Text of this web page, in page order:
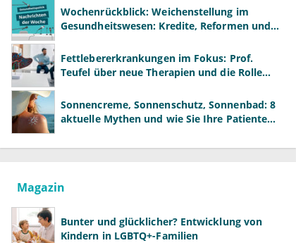
Wochenrückblick: Weichenstellung im
Gesundheitswesen: Kredite, Reformen und
Fettlebererkrankungen im Fokus: Prof.
Teufel über neue Therapien und die Rolle
Sonnencreme, Sonnenschutz, Sonnenbad: 8
aktuelle Mythen und wie Sie Ihre Patienten
Magazin
Bunter und glücklicher? Entwicklung von
Kindern in LGBTQ+-Familien